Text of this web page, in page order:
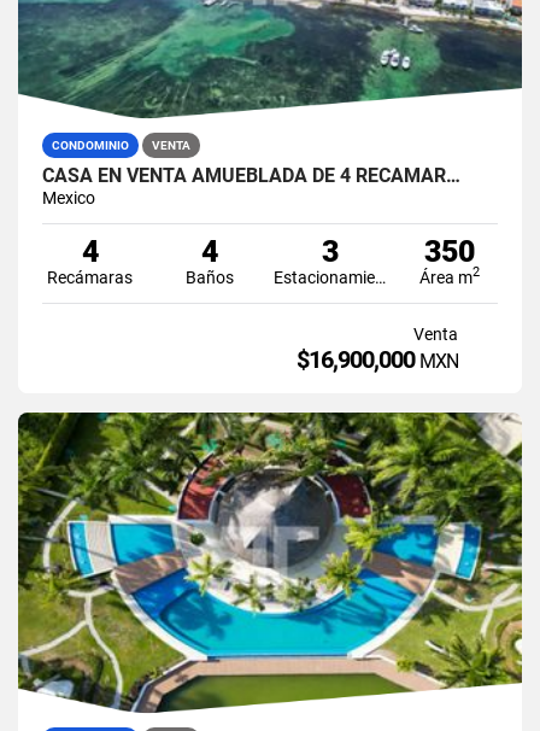
CONDOMINIO VENTA
CASA EN VENTA AMUEBLADA DE 4 RECÁMAR…
Mexico
4
Recámaras
4
Baños
3
Estacionamiento
350
Área m2
Venta
$16,900,000 MXN